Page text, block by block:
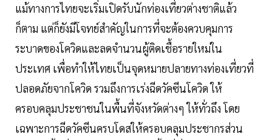
แม้ทางการไทยจะเริ่มเปิดรับนักท่องเที่ยวต่างชาติแล้ว
ก็ตาม แต่ก็ยังมีโจทย์สำคัญในการที่จะต้องควบคุมการ
ระบาดของโควิดและลดจำนวนผู้ติดเชื้อรายใหม่ใน
ประเทศ เพื่อทำให้ไทยเป็นจุดหมายปลายทางท่องเที่ยวที่
ปลอดภัยจากโควิด รวมถึงการเร่งฉีดวัคซีนโควิด ให้
ครอบคลุมประชาชนในพื้นที่จังหวัดต่างๆ ให้ทั่วถึง โดย
เฉพาะการฉีดวัคซีนครบโดสให้ครอบคลุมประชากรส่วน